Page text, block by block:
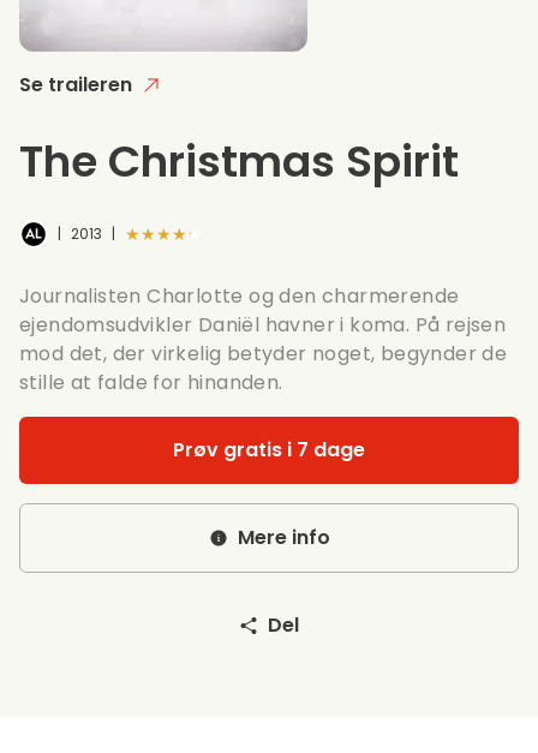
Se traileren
The Christmas Spirit
| 2013 | ★★★★★
Journalisten Charlotte og den charmerende
ejendomsudvikler Daniël havner i koma. På rejsen
mod det, der virkelig betyder noget, begynder de
stille at falde for hinanden.
Prøv gratis i 7 dage
Mere info
Del